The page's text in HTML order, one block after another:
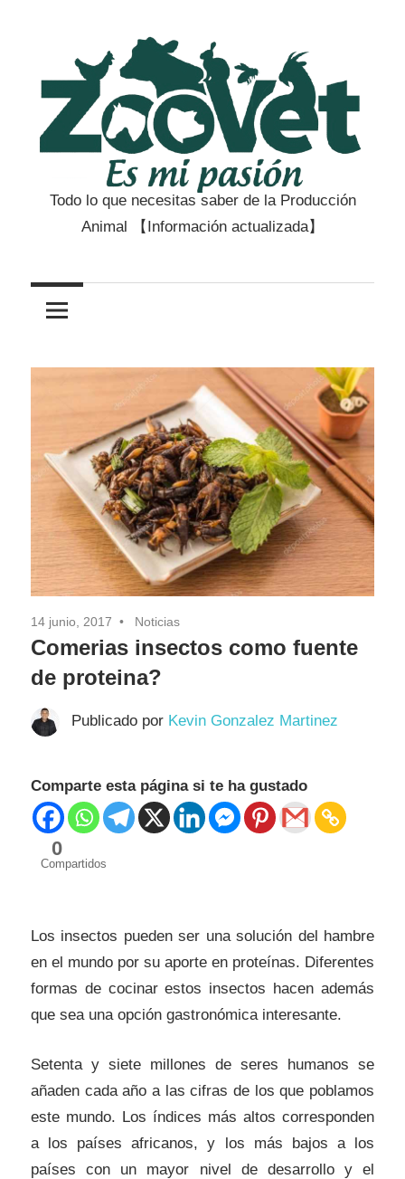
contenido
Zootecnia
Veterinaria
Pasión
Todo lo que necesitas saber de la Producción
Animal 【Información actualizada】
14 junio, 2017 Noticias
Comerias insectos como fuente
de proteina?
Publicado por Kevin Gonzalez Martinez
Comparte esta página si te ha gustado
0
Compartidos
Los insectos pueden ser una solución del hambre
en el mundo por su aporte en proteínas. Diferentes
formas de cocinar estos insectos hacen además
que sea una opción gastronómica interesante.
Setenta y siete millones de seres humanos se
añaden cada año a las cifras de los que poblamos
este mundo. Los índices más altos corresponden
a los países africanos, y los más bajos a los
países con un mayor nivel de desarrollo y el